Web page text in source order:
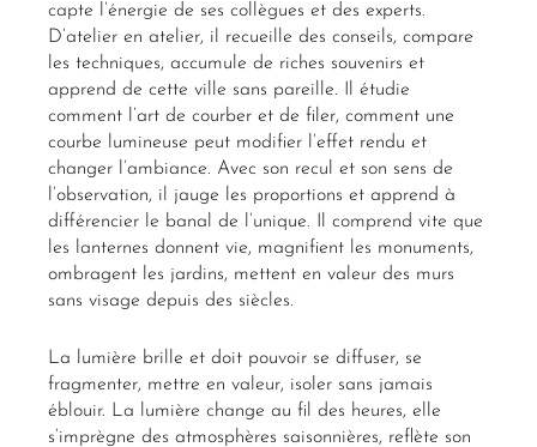
capte l’énergie de ses collègues et des experts.
D’atelier en atelier, il recueille des conseils, compare
les techniques, accumule de riches souvenirs et
apprend de cette ville sans pareille. Il étudie
comment l’art de courber et de filer, comment une
courbe lumineuse peut modifier l’effet rendu et
changer l’ambiance. Avec son recul et son sens de
l’observation, il jauge les proportions et apprend à
différencier le banal de l’unique. Il comprend vite que
les lanternes donnent vie, magnifient les monuments,
ombragent les jardins, mettent en valeur des murs
sans visage depuis des siècles.
La lumière brille et doit pouvoir se diffuser, se
fragmenter, mettre en valeur, isoler sans jamais
éblouir. La lumière change au fil des heures, elle
s’imprègne des atmosphères saisonnières, reflète son